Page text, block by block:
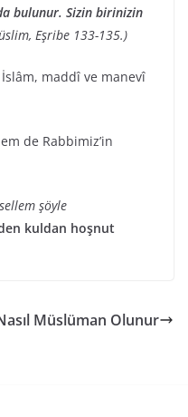
bulunur. Sizin birinizin
Eşribe 133-135.)
maddî ve manevî
de Rabbimiz’in
şöyle
kuldan hoşnut
Müslüman Olunur